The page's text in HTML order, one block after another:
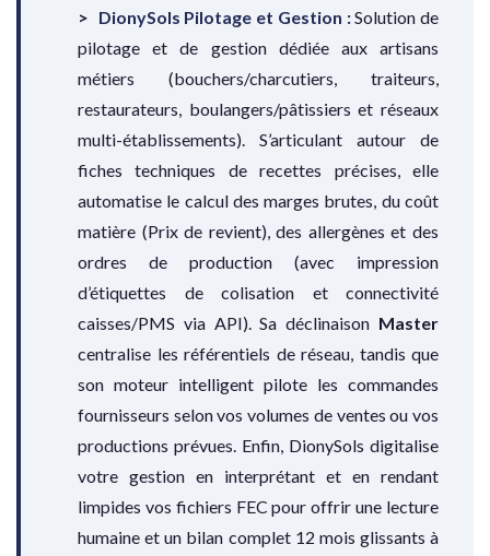
DionySols Pilotage et Gestion :Solution de
pilotage et de gestion dédiée aux artisans
métiers (bouchers/charcutiers, traiteurs,
restaurateurs, boulangers/pâtissiers et réseaux
multi-établissements). S’articulant autour de
fiches techniques de recettes précises, elle
automatise le calcul des marges brutes, du coût
matière (Prix de revient), des allergènes et des
ordres de production (avec impression
d’étiquettes de colisation et connectivité
caisses/PMS via API). Sa déclinaison Master
centralise les référentiels de réseau, tandis que
son moteur intelligent pilote les commandes
fournisseurs selon vos volumes de ventes ou vos
productions prévues. Enfin, DionySols digitalise
votre gestion en interprétant et en rendant
limpides vos fichiers FEC pour offrir une lecture
humaine et un bilan complet 12 mois glissants à